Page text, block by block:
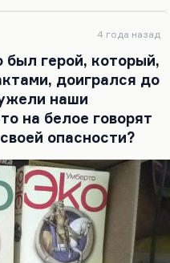
публицист,
очень интересный
Дюма») — я не
безусловно.
из крупнейших
И проза для
4 года назад
герой, который,
доигрался до
наши
на белое говорят
опасности?